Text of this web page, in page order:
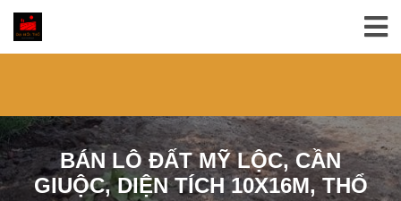
BÁN LÔ ĐẤT MỸ LỘC, CẦN
GIUỘC, DIỆN TÍCH 10X16M, THỔ